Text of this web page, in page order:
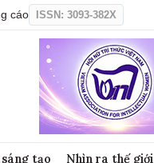
cáo ISSN: 3093-382X
tạo Nhìn ra thế giới